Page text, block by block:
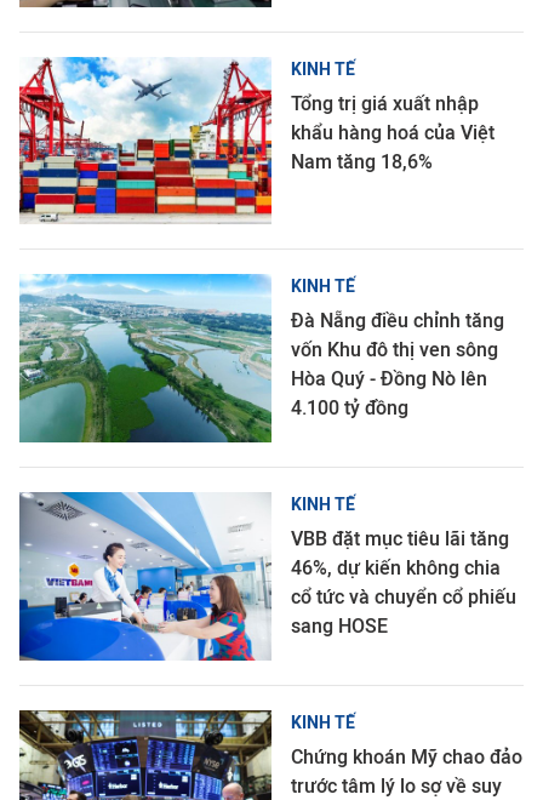
KINH TẾ
Tổng trị giá xuất nhập
khẩu hàng hoá của Việt
Nam tăng 18,6%
KINH TẾ
Đà Nẵng điều chỉnh tăng
vốn Khu đô thị ven sông
Hòa Quý - Đồng Nò lên
4.100 tỷ đồng
KINH TẾ
VBB đặt mục tiêu lãi tăng
46%, dự kiến không chia
cổ tức và chuyển cổ phiếu
sang HOSE
KINH TẾ
Chứng khoán Mỹ chao đảo
trước tâm lý lo sợ về suy